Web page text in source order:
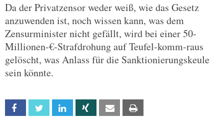
Da der Privatzensor weder weiß, wie das Gesetz
anzuwenden ist, noch wissen kann, was dem
Zensurminister nicht gefällt, wird bei einer 50-
Millionen-€-Strafdrohung auf Teufel-komm-raus
gelöscht, was Anlass für die Sanktionierungskeule
sein könnte.
Facebook Twitter Linkedin Xing Email